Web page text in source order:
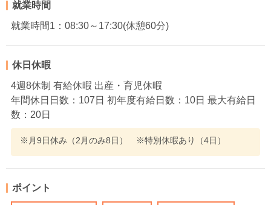
就業時間
就業時間1：08:30～17:30(休憩60分)
休日休暇
4週8休制 有給休暇 出産・育児休暇
年間休日日数：107日 初年度有給日数：10日 最大有給日
数：20日
※月9日休み（2月のみ8日） ※特別休暇あり（4日）
ポイント